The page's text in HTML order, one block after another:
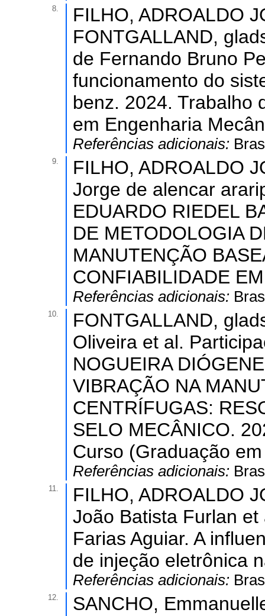
8.
FILHO, ADROALDO
FONTGALLAND,
de Fernando Bruno
funcionamento do
benz. 2024. Trabalho
em Engenharia
Referências adicionais:
9.
FILHO, ADROALDO
Jorge de alencar
EDUARDO RIEDEL
DE METODOLOGIA
MANUTENÇÃO
CONFIABILIDADE
Referências adicionais:
10.
FONTGALLAND,
Oliveira et al.
NOGUEIRA
VIBRAÇÃO NA
CENTRÍFUGAS:
SELO MECÂNICO.
Curso (Graduação
Referências adicionais:
11.
FILHO, ADROALDO
João Batista Furlan
Farias Aguiar. A
de injeção eletrônica
Referências adicionais:
12.
SANCHO,